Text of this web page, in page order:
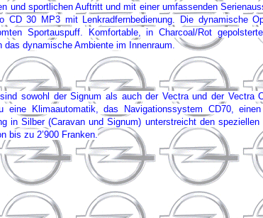
und sportlichen Auftritt und mit einer umfassenden
CD 30 MP3 mit Lenkradfernbedienung. Die dynamische
Sportauspuff. Komfortable, in Charcoal/Rot
dynamische Ambiente im Innenraum.
sowohl der Signum als auch der Vectra und der Vectra
Klimaautomatik, das Navigationssystem CD70,
in Silber (Caravan und Signum) unterstreicht den
bis zu 2’900 Franken.